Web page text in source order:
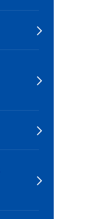



